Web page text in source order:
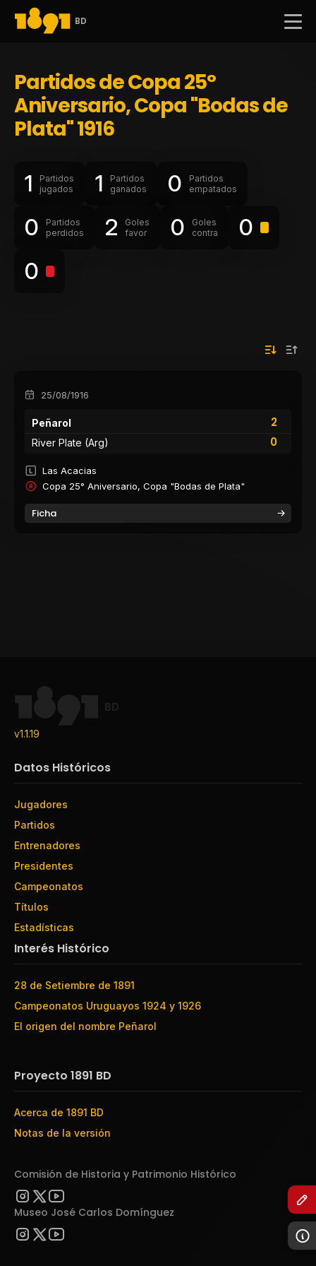
BD
Partidos de Copa 25°
Aniversario, Copa "Bodas de
Plata" 1916
1
Partidos
jugados
1
Partidos
ganados
0
Partidos
empatados
0
Partidos
perdidos
2
Goles
favor
0
Goles
contra
0
0
25/08/1916
Peñarol
2
0
River Plate (Arg)
Las Acacias
Copa 25° Aniversario, Copa "Bodas de Plata"
Ficha
BD
v1.1.19
Datos Históricos
Jugadores
Partidos
Entrenadores
Presidentes
Campeonatos
Títulos
Estadísticas
Interés Histórico
28 de Setiembre de 1891
Campeonatos Uruguayos 1924 y 1926
El origen del nombre Peñarol
Proyecto 1891 BD
Acerca de 1891 BD
Notas de la versión
Comisión de Historia y Patrimonio Histórico
Museo José Carlos Domínguez